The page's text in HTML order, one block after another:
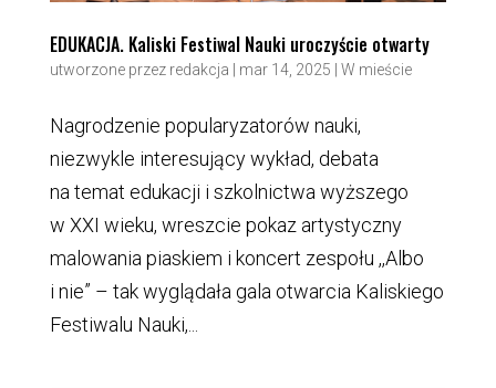
EDUKACJA. Kaliski Festiwal Nauki uroczyście otwarty
utworzone przez redakcja | mar 14, 2025 | W mieście
Nagrodzenie popularyzatorów nauki,
niezwykle interesujący wykład, debata
na temat edukacji i szkolnictwa wyższego
w XXI wieku, wreszcie pokaz artystyczny
malowania piaskiem i koncert zespołu ,,Albo
i nie” – tak wyglądała gala otwarcia Kaliskiego
Festiwalu Nauki,...